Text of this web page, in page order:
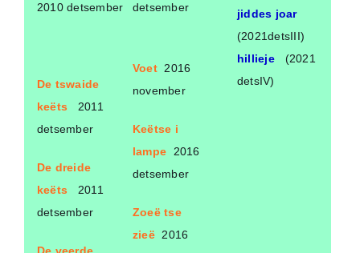
2010 detsember
De tswaide
keëts
2011
detsember
De dreide
keëts
2011
detsember
detsember
Voet 2016
november
Keëtse i
lampe
2016
detsember
Zoeë tse
zieë 2016
jiddes joar
(2021detsIII)
hillieje
(2021
detsIV)